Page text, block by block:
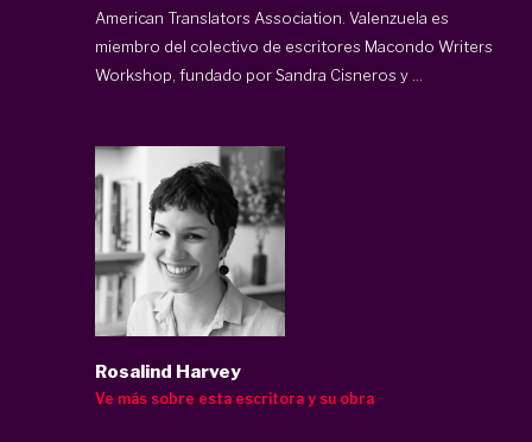
American Translators Association. Valenzuela es
miembro del colectivo de escritores Macondo Writers
Workshop, fundado por Sandra Cisneros y ...
Rosalind Harvey
Ve más sobre esta escritora y su obra